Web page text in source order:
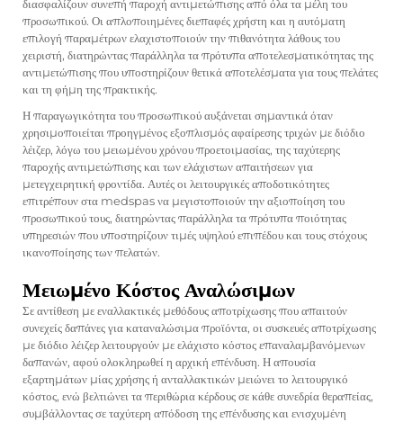
διασφαλίζουν συνεπή παροχή αντιμετώπισης από όλα τα μέλη του
προσωπικού. Οι απλοποιημένες διεπαφές χρήστη και η αυτόματη
επιλογή παραμέτρων ελαχιστοποιούν την πιθανότητα λάθους του
χειριστή, διατηρώντας παράλληλα τα πρότυπα αποτελεσματικότητας της
αντιμετώπισης που υποστηρίζουν θετικά αποτελέσματα για τους πελάτες
και τη φήμη της πρακτικής.
Η παραγωγικότητα του προσωπικού αυξάνεται σημαντικά όταν
χρησιμοποιείται προηγμένος εξοπλισμός αφαίρεσης τριχών με διόδιο
λέιζερ, λόγω του μειωμένου χρόνου προετοιμασίας, της ταχύτερης
παροχής αντιμετώπισης και των ελάχιστων απαιτήσεων για
μετεγχειρητική φροντίδα. Αυτές οι λειτουργικές αποδοτικότητες
επιτρέπουν στα medspas να μεγιστοποιούν την αξιοποίηση του
προσωπικού τους, διατηρώντας παράλληλα τα πρότυπα ποιότητας
υπηρεσιών που υποστηρίζουν τιμές υψηλού επιπέδου και τους στόχους
ικανοποίησης των πελατών.
Μειωμένο Κόστος Αναλώσιμων
Σε αντίθεση με εναλλακτικές μεθόδους αποτρίχωσης που απαιτούν
συνεχείς δαπάνες για καταναλώσιμα προϊόντα, οι συσκευές αποτρίχωσης
με διόδιο λέιζερ λειτουργούν με ελάχιστο κόστος επαναλαμβανόμενων
δαπανών, αφού ολοκληρωθεί η αρχική επένδυση. Η απουσία
εξαρτημάτων μίας χρήσης ή ανταλλακτικών μειώνει το λειτουργικό
κόστος, ενώ βελτιώνει τα περιθώρια κέρδους σε κάθε συνεδρία θεραπείας,
συμβάλλοντας σε ταχύτερη απόδοση της επένδυσης και ενισχυμένη